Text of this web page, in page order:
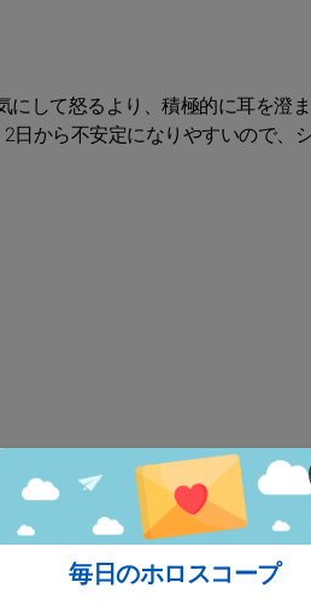
して怒るより、積極的に耳を澄
日から不安定になりやすいので、
毎日のホロスコープ